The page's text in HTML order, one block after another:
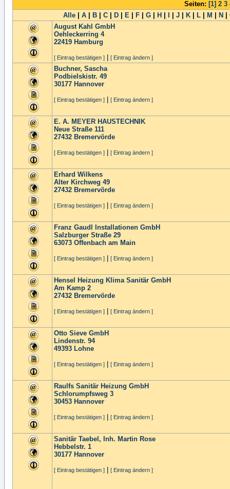
Seiten: [1] 2 3
Alle
A B C D E F G H J K L M N
August Kahl GmbH
Oehleckerring 4
22419 Hamburg
[ Eintrag bestätigen ] [ Eintrag ändern ]
Buchner, Sascha
Podbielskistr. 49
30177 Hannover
[ Eintrag bestätigen ] [ Eintrag ändern ]
E. A. MEYER HAUSTECHNIK
Neue Straße 111
27432 Bremervörde
[ Eintrag bestätigen ] [ Eintrag ändern ]
Erhard Wilkens
Alter Kirchweg 49
27432 Bremervörde
[ Eintrag bestätigen ] [ Eintrag ändern ]
Franz Gaudl Installationen GmbH
Salzburger Straße 29
63073 Offenbach am Main
[ Eintrag bestätigen ] [ Eintrag ändern ]
Hensel Heizung Klima Sanitär GmbH
Am Kamp 2
27432 Bremervörde
[ Eintrag bestätigen ] [ Eintrag ändern ]
Otto Sieve GmbH
Lindenstr. 94
49393 Lohne
[ Eintrag bestätigen ] [ Eintrag ändern ]
Raulfs Sanitär Heizung GmbH
Schlorumpfsweg 3
30453 Hannover
[ Eintrag bestätigen ] [ Eintrag ändern ]
Sanitär Taebel, Inh. Martin Rose
Hebbelstr. 1
30177 Hannover
[ Eintrag bestätigen ] [ Eintrag ändern ]